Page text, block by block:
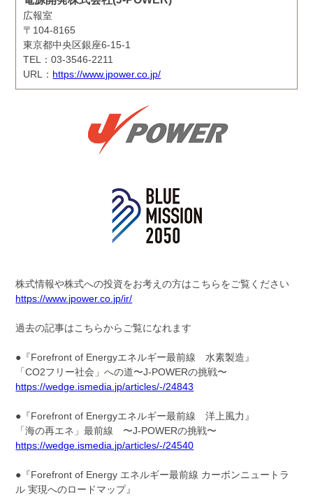
広報室
〒104-8165
東京都中央区銀座6-15-1
TEL：03-3546-2211
URL： https://www.jpower.co.jp/
株式情報や株式への投資をお考えの方はこちらをご覧ください
https://www.jpower.co.jp/ir/
過去の記事はこちらからご覧になれます
●『Forefront of Energyエネルギー最前線 水素製造』
「CO2フリー社会」への道〜J-POWERの挑戦〜
https://wedge.ismedia.jp/articles/-/24843
●『Forefront of Energyエネルギー最前線 洋上風力』
「海の再エネ」最前線 〜J-POWERの挑戦〜
https://wedge.ismedia.jp/articles/-/24540
●『Forefront of Energy エネルギー最前線 カーボンニュートラ
ル 実現へのロードマップ』